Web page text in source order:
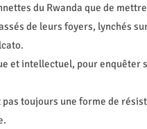
du Rwanda que de
de leurs foyers, lynchés
et intellectuel, pour enquêter
toujours une forme de